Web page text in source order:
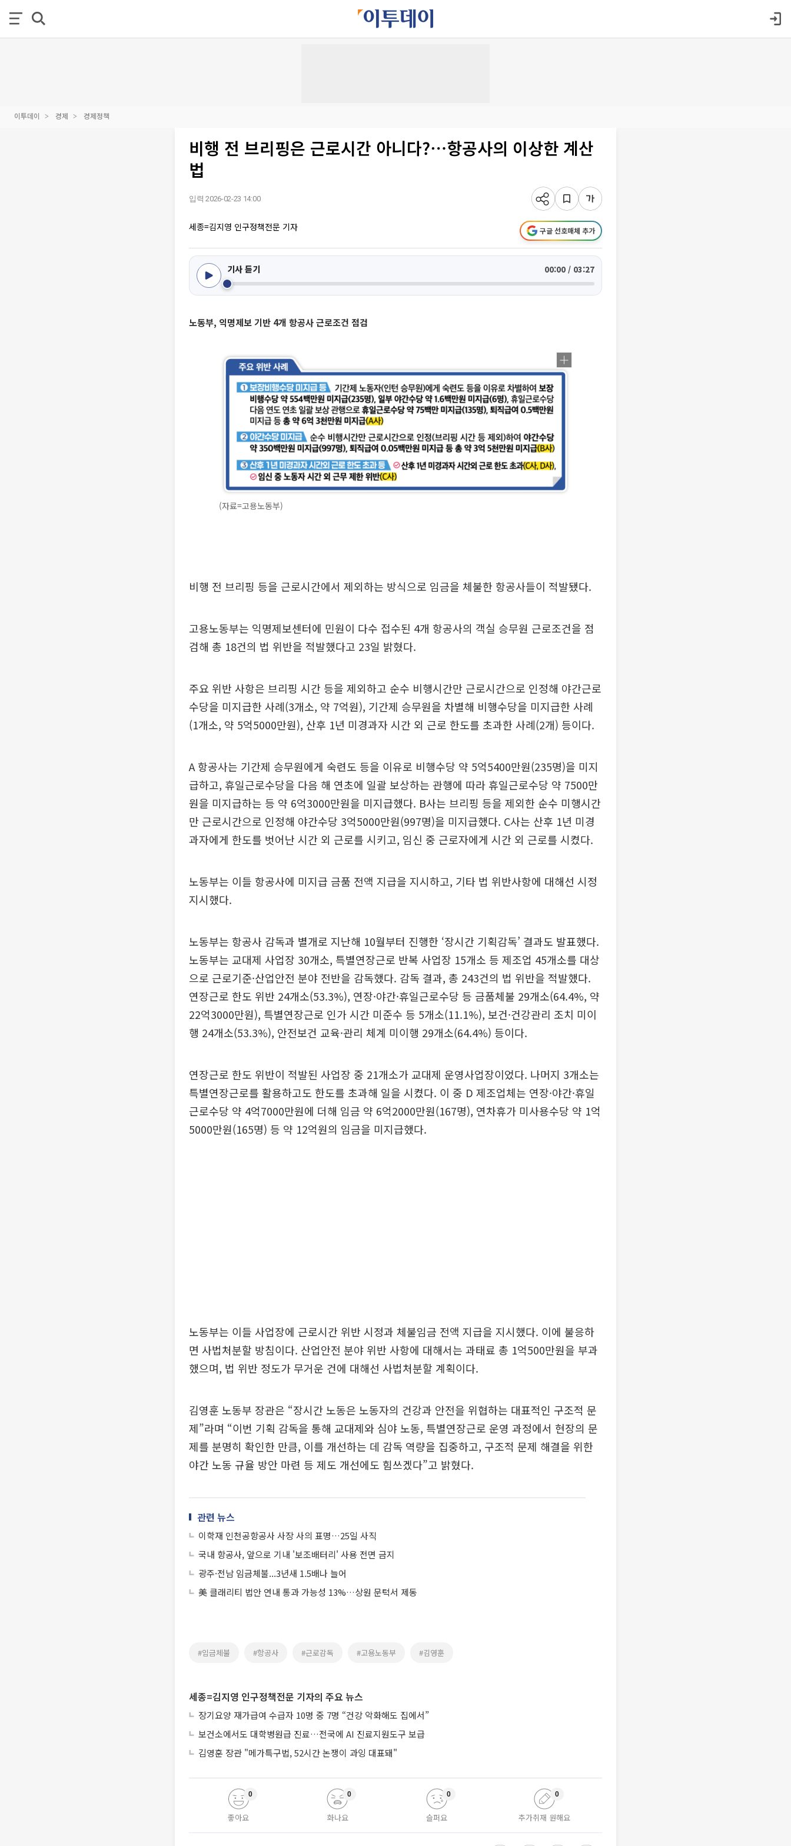
이투데이 경제 경제정책
비행 전 브리핑은 근로시간 아니다?⋯항공사의 이상한 계산
법
입력 2026-02-23 14:00
세종=김지영 인구정책전문 기자 구글 선호매체 추가
기사 듣기 00:00 / 03:27
노동부, 익명제보 기반 4개 항공사 근로조건 점검
(자료=고용노동부)
비행 전 브리핑 등을 근로시간에서 제외하는 방식으로 임금을 체불한 항공사들이 적발됐다.
고용노동부는 익명제보센터에 민원이 다수 접수된 4개 항공사의 객실 승무원 근로조건을 점
검해 총 18건의 법 위반을 적발했다고 23일 밝혔다.
주요 위반 사항은 브리핑 시간 등을 제외하고 순수 비행시간만 근로시간으로 인정해 야간근로
수당을 미지급한 사례(3개소, 약 7억원), 기간제 승무원을 차별해 비행수당을 미지급한 사례
(1개소, 약 5억5000만원), 산후 1년 미경과자 시간 외 근로 한도를 초과한 사례(2개) 등이다.
A 항공사는 기간제 승무원에게 숙련도 등을 이유로 비행수당 약 5억5400만원(235명)을 미지
급하고, 휴일근로수당을 다음 해 연초에 일괄 보상하는 관행에 따라 휴일근로수당 약 7500만
원을 미지급하는 등 약 6억3000만원을 미지급했다. B사는 브리핑 등을 제외한 순수 미행시간
만 근로시간으로 인정해 야간수당 3억5000만원(997명)을 미지급했다. C사는 산후 1년 미경
과자에게 한도를 벗어난 시간 외 근로를 시키고, 임신 중 근로자에게 시간 외 근로를 시켰다.
노동부는 이들 항공사에 미지급 금품 전액 지급을 지시하고, 기타 법 위반사항에 대해선 시정
지시했다.
노동부는 항공사 감독과 별개로 지난해 10월부터 진행한 ‘장시간 기획감독’ 결과도 발표했다.
노동부는 교대제 사업장 30개소, 특별연장근로 반복 사업장 15개소 등 제조업 45개소를 대상
으로 근로기준·산업안전 분야 전반을 감독했다. 감독 결과, 총 243건의 법 위반을 적발했다.
연장근로 한도 위반 24개소(53.3%), 연장·야간·휴일근로수당 등 금품체불 29개소(64.4%, 약
22억3000만원), 특별연장근로 인가 시간 미준수 등 5개소(11.1%), 보건·건강관리 조치 미이
행 24개소(53.3%), 안전보건 교육·관리 체계 미이행 29개소(64.4%) 등이다.
연장근로 한도 위반이 적발된 사업장 중 21개소가 교대제 운영사업장이었다. 나머지 3개소는
특별연장근로를 활용하고도 한도를 초과해 일을 시켰다. 이 중 D 제조업체는 연장·야간·휴일
근로수당 약 4억7000만원에 더해 임금 약 6억2000만원(167명), 연차휴가 미사용수당 약 1억
5000만원(165명) 등 약 12억원의 임금을 미지급했다.
노동부는 이들 사업장에 근로시간 위반 시정과 체불임금 전액 지급을 지시했다. 이에 불응하
면 사법처분할 방침이다. 산업안전 분야 위반 사항에 대해서는 과태료 총 1억500만원을 부과
했으며, 법 위반 정도가 무거운 건에 대해선 사법처분할 계획이다.
김영훈 노동부 장관은 “장시간 노동은 노동자의 건강과 안전을 위협하는 대표적인 구조적 문
제”라며 “이번 기획 감독을 통해 교대제와 심야 노동, 특별연장근로 운영 과정에서 현장의 문
제를 분명히 확인한 만큼, 이를 개선하는 데 감독 역량을 집중하고, 구조적 문제 해결을 위한
야간 노동 규율 방안 마련 등 제도 개선에도 힘쓰겠다”고 밝혔다.
관련 뉴스
이학재 인천공항공사 사장 사의 표명…25일 사직
국내 항공사, 앞으로 기내 '보조배터리' 사용 전면 금지
광주·전남 임금체불...3년새 1.5배나 늘어
美 클래리티 법안 연내 통과 가능성 13%…상원 문턱서 제동
#임금체불 #항공사 #근로감독 #고용노동부 #김영훈
세종=김지영 인구정책전문 기자의 주요 뉴스
장기요양 재가급여 수급자 10명 중 7명 “건강 악화해도 집에서”
보건소에서도 대학병원급 진료…전국에 AI 진료지원도구 보급
김영훈 장관 "메가특구법, 52시간 논쟁이 과잉 대표돼"
좋아요
0
화나요
0
슬퍼요
0
추가취재 원해요
0